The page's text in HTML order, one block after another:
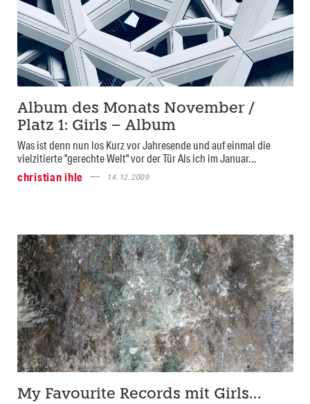
Album des Monats November /
Platz 1: Girls – Album
Was ist denn nun los Kurz vor Jahresende und auf einmal die
vielzitierte "gerechte Welt" vor der Tür Als ich im Januar...
christian ihle
14.12.2009
My Favourite Records mit Girls…